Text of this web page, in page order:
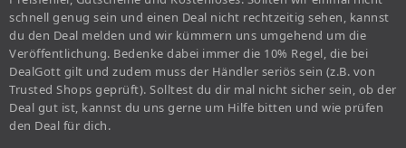
schnell genug sein und einen Deal nicht rechtzeitig sehen, kannst
du den Deal melden und wir kümmern uns umgehend um die
Veröffentlichung. Bedenke dabei immer die 10% Regel, die bei
DealGott gilt und zudem muss der Händler seriös sein (z.B. von
Trusted Shops geprüft). Solltest du dir mal nicht sicher sein, ob der
Deal gut ist, kannst du uns gerne um Hilfe bitten und wie prüfen
den Deal für dich.